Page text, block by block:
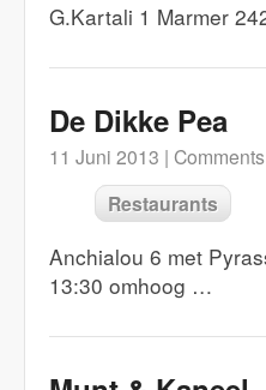
G.Kartali 1 Marmer
De Dikke Pea
11 Juni 2013 |
Restaurants
Anchialou 6 met
13:30 omhoog …